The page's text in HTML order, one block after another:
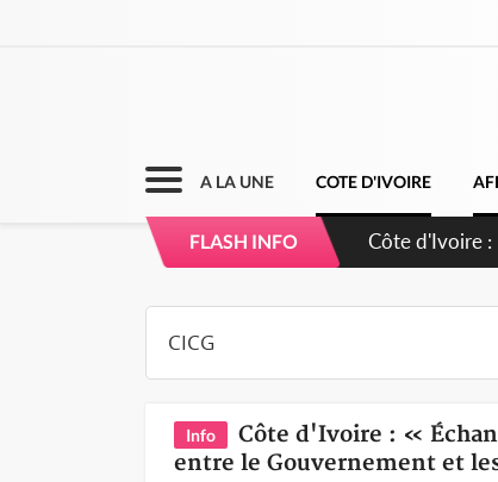
A LA UNE COTE D'IVOIRE
FLASH INFO Côte d'Ivoire
Info
Côte d'Ivoire : «
entre le Gouvernement et